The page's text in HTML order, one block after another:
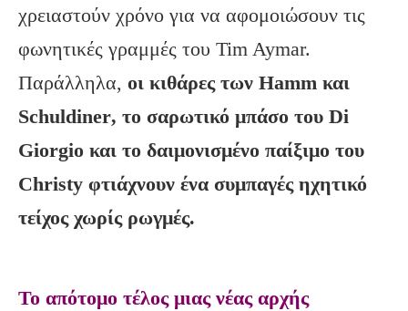
χρειαστούν χρόνο για να αφομοιώσουν τις
φωνητικές γραμμές του Tim Aymar.
Παράλληλα, οι κιθάρες των Hamm και
Schuldiner, το σαρωτικό μπάσο του Di
Giorgio και το δαιμονισμένο παίξιμο του
Christy φτιάχνουν ένα συμπαγές ηχητικό
τείχος χωρίς ρωγμές.
Το απότομο τέλος μιας νέας αρχής